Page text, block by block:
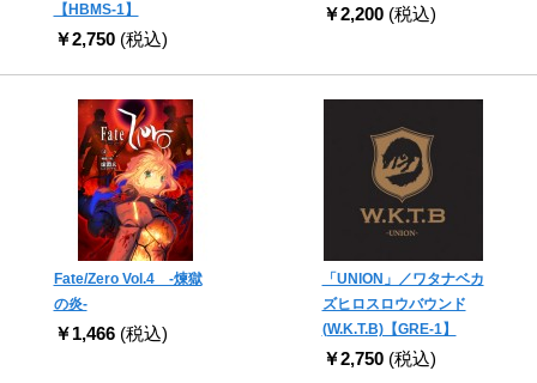
【HBMS-1】
￥2,750 (税込)
￥2,200 (税込)
Fate/Zero Vol.4 -煉獄
の炎-
￥1,466 (税込)
「UNION」／ワタナベカ
ズヒロスロウバウンド
(W.K.T.B)【GRE-1】
￥2,750 (税込)